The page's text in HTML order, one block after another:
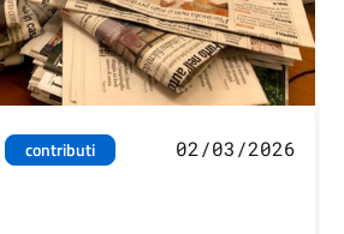
contributi
02/03/2026